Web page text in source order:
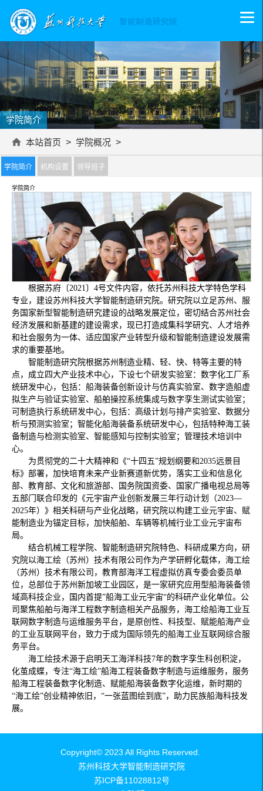
学院简介
本站首页 > 学院概况 >
学院简介 机构设置 领导班子
学院简介
根据苏府〔2021〕4号文件内容，依托苏州科技大学特色学科
专业，建设苏州科技大学智能制造研究院。研究院以立足苏州、服
务国家新型智能制造研究建设的战略发展定位，密切结合苏州社会
经济发展和新基建的建设需求，现已打造成集科学研究、人才培养
和社会服务为一体、适应国家产业转型升级和智能制造建设发展需
求的重要基地。
智能制造研究院根据苏州制造业精、轻、快、特等主要的特
点，成立四大产业技术中心，下设七个研发实验室：数字化工厂系
统研发中心，包括：船海装备创新设计与仿真实验室、数字造船虚
拟生产与验证实验室、船舶操控系统集成与数字孪生测试实验室；
可制造执行系统研发中心，包括：高级计划与排产实验室、数据分
析与预测实验室；智能化船海装备系统研发中心，包括特种海工装
备制造与检测实验室、智能感知与控制实验室；管理技术培训中
心。
为贯彻党的二十大精神和《“十四五”规划纲要和2035远景目
标》部署，加快培育未来产业新赛道新优势，落实工业和信息化
部、教育部、文化和旅游部、国务院国资委、国家广播电视总局等
五部门联合印发的 《元宇宙产业创新发展三年行动计划（2023—
2025年）》相关科研与产业化战略，研究院以构建工业元宇宙、赋
能制造业为锚定目标，加快船舶、车辆等机械行业工业元宇宙布
局。
结合机械工程学院、智能制造研究院特色、科研成果方向，研
究院以海工绘（苏州）技术有限公司作为产学研孵化载体，海工绘
（苏州）技术有限公司，教育部海洋工程虚拟仿真专委会委员单
位，总部位于苏州新加坡工业园区，是一家研究应用型船海装备领
域高科技企业，国内首提”船海工业元宇宙“的科研产业化单位。公
司聚焦船舶与海洋工程数字制造相关产品服务，海工绘船海工业互
联网数字制造与运维服务平台，是原创性、科技型、赋能船海产业
的工业互联网平台，致力于成为国际领先的船海工业互联网综合服
务平台。
海工绘技术源于启明天工海洋科技7年的数字孪生科创积淀，
化茧成蝶，专注“海工绘”船海工程装备数字制造与运维服务，服务
船海工程装备数字化制造、赋能船海装备数字化运维，新时期的
“海工绘”创业精神依旧，“一张蓝图绘到底”，助力民族船海科技发
展。
Copyright© 2023 All Rights Reserved.
苏州科技大学智能制造研究院
苏ICP备11028812号